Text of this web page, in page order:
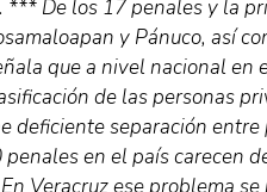
De los 17 penales y la
y Pánuco, así
que a nivel nacional en
de las personas
deficiente separación entre
en el país carecen
Veracruz ese problema